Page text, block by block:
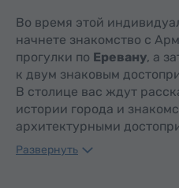
Во время этой
начнете знакомство с
прогулки по Еревану, а
к двум знаковым
В столице вас ждут
истории города и
архитектурными
Развернуть